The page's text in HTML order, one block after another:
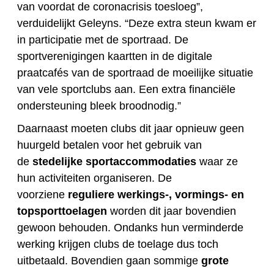
van voordat de coronacrisis toesloeg”,
verduidelijkt Geleyns. “Deze extra steun kwam er
in participatie met de sportraad. De
sportverenigingen kaartten in de digitale
praatcafés van de sportraad de moeilijke situatie
van vele sportclubs aan. Een extra financiële
ondersteuning bleek broodnodig.”
Daarnaast moeten clubs dit jaar opnieuw geen
huurgeld betalen voor het gebruik van
de stedelijke sportaccommodaties waar ze
hun activiteiten organiseren. De
voorziene reguliere werkings-, vormings- en
topsporttoelagen worden dit jaar bovendien
gewoon behouden. Ondanks hun verminderde
werking krijgen clubs de toelage dus toch
uitbetaald. Bovendien gaan sommige grote